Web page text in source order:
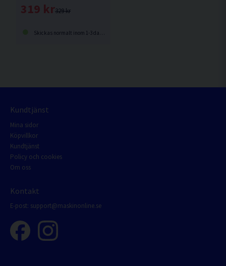
329 kr
319 kr
Skickas normalt inom 1-3 dagar
Kundtjänst
Mina sidor
Köpvillkor
Kundtjänst
Policy och cookies
Om oss
Kontakt
E-post: support@maskinonline.se